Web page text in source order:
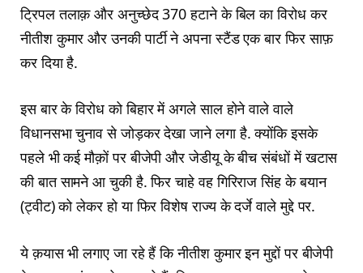
ट्रिपल तलाक़ और अनुच्छेद 370 हटाने के बिल का विरोध कर
नीतीश कुमार और उनकी पार्टी ने अपना स्टैंड एक बार फिर साफ़
कर दिया है.
इस बार के विरोध को बिहार में अगले साल होने वाले वाले
विधानसभा चुनाव से जोड़कर देखा जाने लगा है. क्योंकि इसके
पहले भी कई मौक़ों पर बीजेपी और जेडीयू के बीच संबंधों में खटास
की बात सामने आ चुकी है. फिर चाहे वह गिरिराज सिंह के बयान
(ट्वीट) को लेकर हो या फिर विशेष राज्य के दर्जे वाले मुद्दे पर.
ये क़यास भी लगाए जा रहे हैं कि नीतीश कुमार इन मुद्दों पर बीजेपी